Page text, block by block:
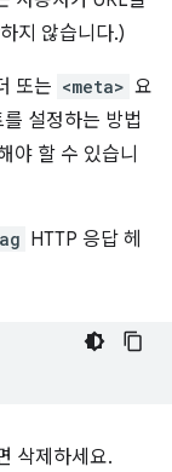
지 않습니다.)
또는 <meta> 요
설정하는 방법
야 할 수 있습니
HTTP 응답 헤
삭제하세요.